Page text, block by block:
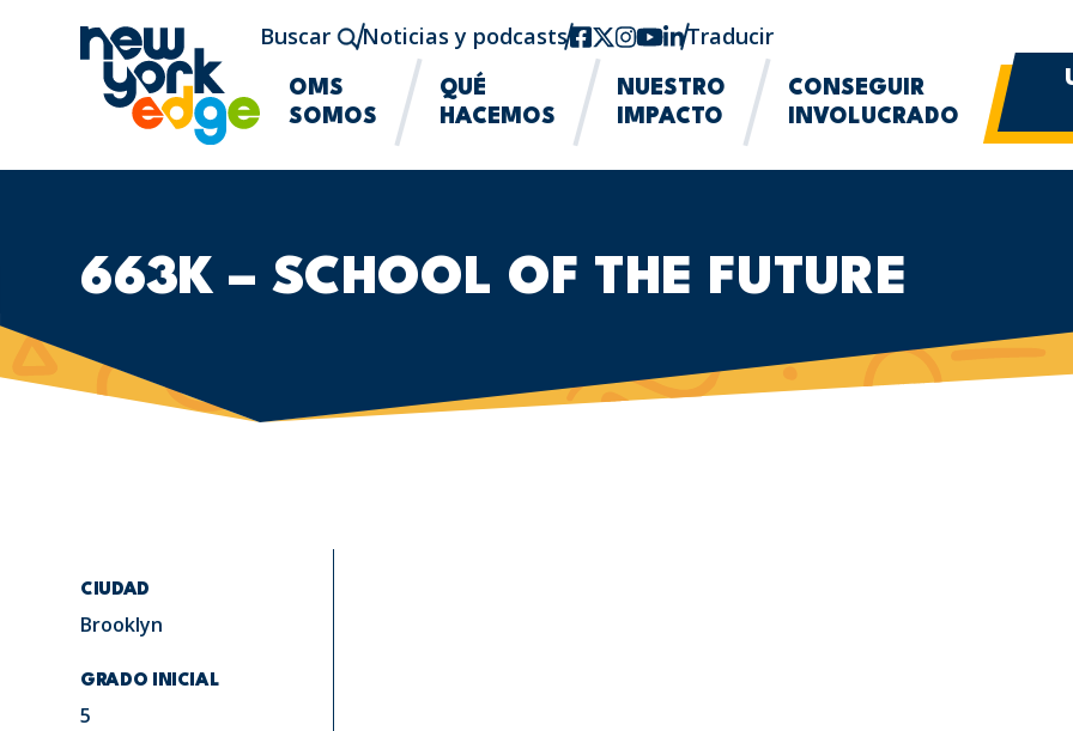
Buscar Noticias y podcastsFacebook
twitter-x
Instagram
YouTube
linkedin
Traducir
OMS
SOMOS
QUÉ
HACEMOS
NUESTRO
IMPACTO
CONSEGUIR
INVOLUCRADO
663K – SCHOOL OF THE FUTURE
CIUDAD
Brooklyn
GRADO INICIAL
5